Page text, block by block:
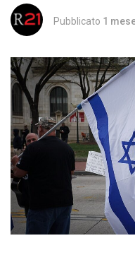
Pubblicato 1